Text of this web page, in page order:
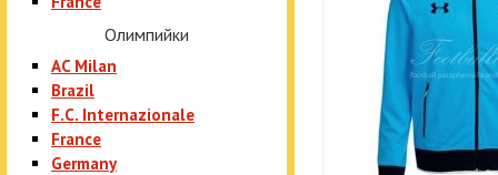
Олимпийки
AC Milan
Brazil
F.C. Internazionale
France
Germany